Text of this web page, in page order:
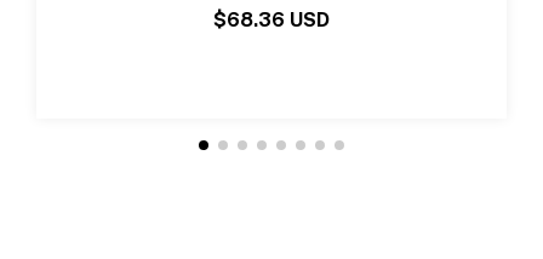
$68.36 USD